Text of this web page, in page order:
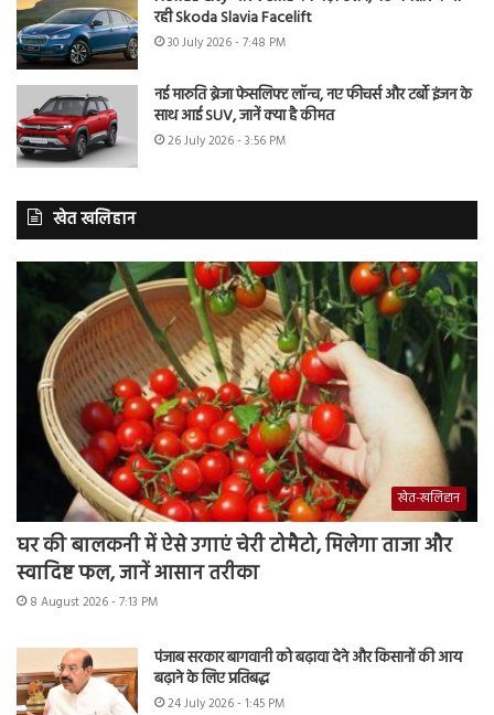
रही Skoda Slavia Facelift
30 July 2026 - 7:48 PM
नई मारुति ब्रेजा फेसलिफ्ट लॉन्च, नए फीचर्स और टर्बो इंजन के
साथ आई SUV, जानें क्या है कीमत
26 July 2026 - 3:56 PM
खेत खलिहान
खेत-खलिहान
घर की बालकनी में ऐसे उगाएं चेरी टोमैटो, मिलेगा ताजा और
स्वादिष्ट फल, जानें आसान तरीका
8 August 2026 - 7:13 PM
पंजाब सरकार बागवानी को बढ़ावा देने और किसानों की आय
बढ़ाने के लिए प्रतिबद्ध
24 July 2026 - 1:45 PM